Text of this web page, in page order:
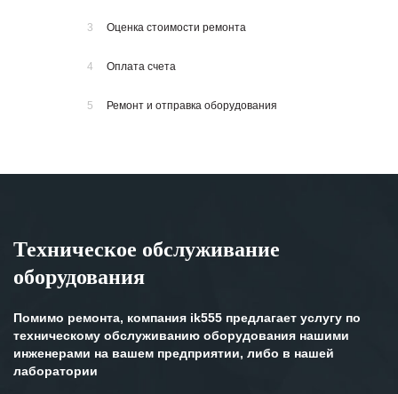
3 Оценка стоимости ремонта
4 Оплата счета
5 Ремонт и отправка оборудования
Техническое обслуживание
оборудования
Помимо ремонта, компания ik555 предлагает услугу по
техническому обслуживанию оборудования нашими
инженерами на вашем предприятии, либо в нашей
лаборатории